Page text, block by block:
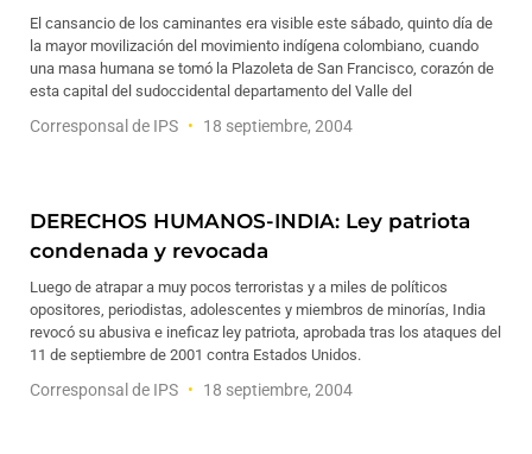
El cansancio de los caminantes era visible este sábado, quinto día de
la mayor movilización del movimiento indígena colombiano, cuando
una masa humana se tomó la Plazoleta de San Francisco, corazón de
esta capital del sudoccidental departamento del Valle del
Corresponsal de IPS 18 septiembre, 2004
DERECHOS HUMANOS-INDIA: Ley patriota
condenada y revocada
Luego de atrapar a muy pocos terroristas y a miles de políticos
opositores, periodistas, adolescentes y miembros de minorías, India
revocó su abusiva e ineficaz ley patriota, aprobada tras los ataques del
11 de septiembre de 2001 contra Estados Unidos.
Corresponsal de IPS 18 septiembre, 2004